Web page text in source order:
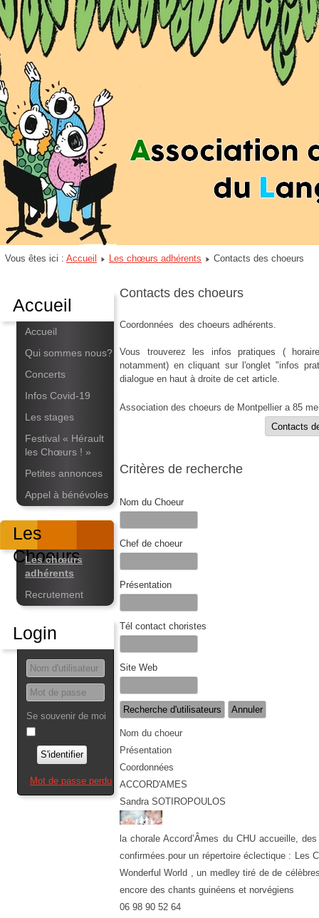
Vous êtes ici : Accueil Les chœurs adhérents Contacts des choeurs
Accueil
Accueil
Qui sommes nous?
Concerts
Infos Covid-19
Les stages
Festival « Hérault
les Chœurs ! »
Petites annonces
Appel à bénévoles
Les
Choeurs
Les chœurs
adhérents
Recrutement
Login
Se souvenir de moi
S'identifier
Mot de passe perdu
Contacts des choeurs
Coordonnées des choeurs adhérents.
Vous trouverez les infos pratiques (
notamment) en cliquant sur l'onglet "infos
dialogue en haut à droite de cet article.
Association des choeurs de Montpellier a 85
Critères de recherche
Nom du Choeur
Chef de choeur
Présentation
Tél contact choristes
Site Web
Nom du choeur
Présentation
Coordonnées
ACCORD'AMES
Sandra SOTIROPOULOS
la chorale Accord’Âmes du CHU accueille,
confirmées.pour un répertoire éclectique : Les
Wonderful World , un medley tiré de de
encore des chants guinéens et norvégiens
06 98 90 52 64